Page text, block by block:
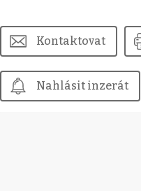
Kontaktovat
Nahlásit inzerát